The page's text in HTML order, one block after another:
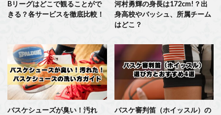
Bリーグはどこで観ることがで
きる？各サービスを徹底比較！
河村勇輝の身長は172cm!？出
身高校やバッシュ、所属チーム
はどこ？
バスケシューズが臭い！汚れ
バスケ審判笛（ホイッスル）の